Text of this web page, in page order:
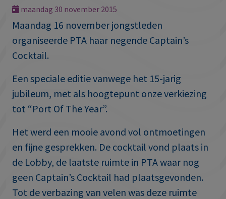
maandag 30 november 2015
Maandag 16 november jongstleden
organiseerde PTA haar negende Captain’s
Cocktail.
Een speciale editie vanwege het 15-jarig
jubileum, met als hoogtepunt onze verkiezing
tot “Port Of The Year”.
Het werd een mooie avond vol ontmoetingen
en fijne gesprekken. De cocktail vond plaats in
de Lobby, de laatste ruimte in PTA waar nog
geen Captain’s Cocktail had plaatsgevonden.
Tot de verbazing van velen was deze ruimte